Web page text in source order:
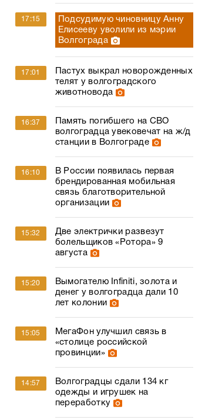
17:15
Подсудимую чиновницу Анну
Елисееву уволили из мэрии
Волгограда
17:01
Пастух выкрал новорожденных
телят у волгоградского
животновода
16:37
Память погибшего на СВО
волгоградца увековечат на ж/д
станции в Волгограде
16:10
В России появилась первая
брендированная мобильная
связь благотворительной
организации
15:32
Две электрички развезут
болельщиков «Ротора» 9
августа
15:20
Вымогателю Infiniti, золота и
денег у волгоградца дали 10
лет колонии
15:05
МегаФон улучшил связь в
«столице российской
провинции»
14:57
Волгоградцы сдали 134 кг
одежды и игрушек на
переработку